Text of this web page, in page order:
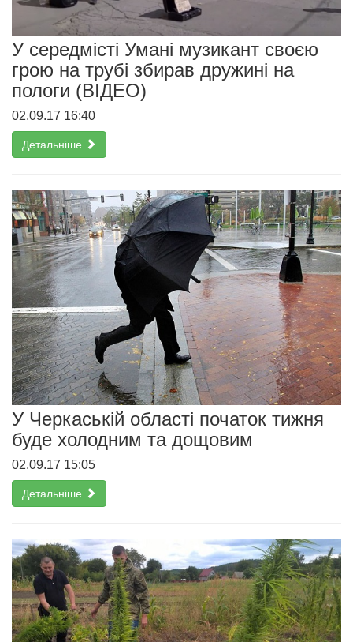
У середмісті Умані музикант своєю
грою на трубі збирав дружині на
пологи (ВІДЕО)
02.09.17 16:40
Детальніше
У Черкаській області початок тижня
буде холодним та дощовим
02.09.17 15:05
Детальніше